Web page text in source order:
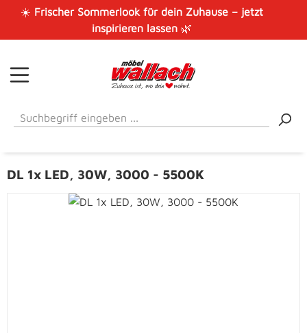
Zum Hauptinhalt springen
☀️ Frischer Sommerlook für dein Zuhause – jetzt
inspirieren lassen🌿
Bildergalerie überspringen
DL 1x LED, 30W, 3000 - 5500K